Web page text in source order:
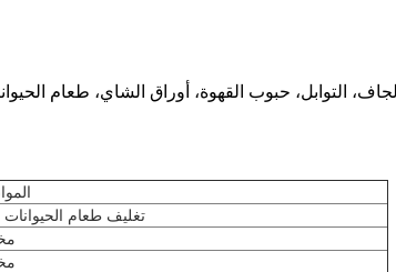
التوابل، حبوب القهوة، أوراق الشاي، طعام
تغليف طعام الحيوانات